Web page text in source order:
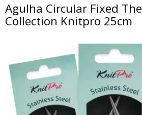
Agulha Circular Fixed
Collection Knitpro 25cm